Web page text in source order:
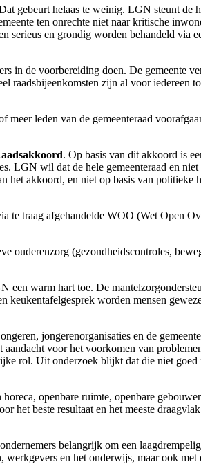
gebeurt helaas te weinig. LGN steunt de
ten onrechte niet naar kritische
serieus en grondig worden behandeld via
in de voorbereiding doen. De gemeente
raadsbijeenkomsten zijn al voor iedereen
meer leden van de gemeenteraad
. Op basis van dit akkoord is
LGN wil dat de hele gemeenteraad en niet
akkoord, en niet op basis van politieke
te traag afgehandelde WOO (Wet Open
ouderenzorg (gezondheidscontroles,
een warm hart toe. De
keukentafelgesprek worden mensen
jongerenorganisaties en de
voor het voorkomen van
rol. Uit onderzoek blijkt dat die niet goed
openbare ruimte, openbare
het beste resultaat en het meeste
belangrijk om een
werkgevers en het onderwijs, maar ook met